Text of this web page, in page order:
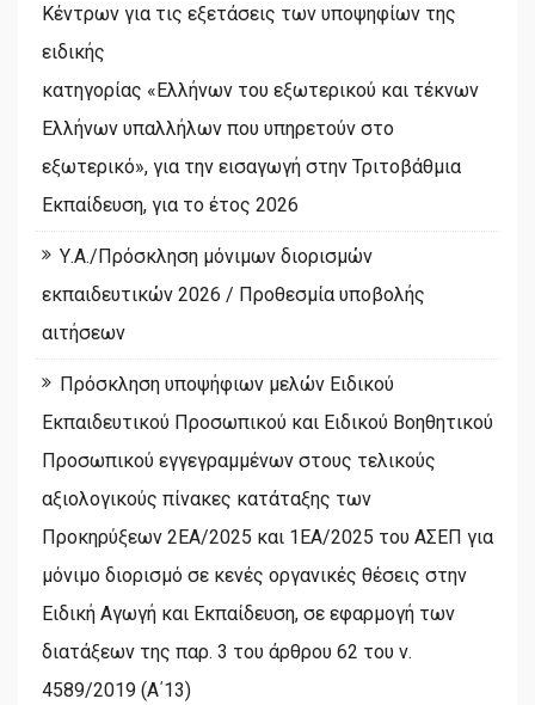
Κέντρων για τις εξετάσεις των υποψηφίων της
ειδικής
κατηγορίας «Ελλήνων του εξωτερικού και τέκνων
Ελλήνων υπαλλήλων που υπηρετούν στο
εξωτερικό», για την εισαγωγή στην Τριτοβάθμια
Εκπαίδευση, για το έτος 2026
Υ.Α./Πρόσκληση μόνιμων διορισμών
εκπαιδευτικών 2026 / Προθεσμία υποβολής
αιτήσεων
Πρόσκληση υποψήφιων μελών Ειδικού
Εκπαιδευτικού Προσωπικού και Ειδικού Βοηθητικού
Προσωπικού εγγεγραμμένων στους τελικούς
αξιολογικούς πίνακες κατάταξης των
Προκηρύξεων 2ΕΑ/2025 και 1ΕΑ/2025 του ΑΣΕΠ για
μόνιμο διορισμό σε κενές οργανικές θέσεις στην
Ειδική Αγωγή και Εκπαίδευση, σε εφαρμογή των
διατάξεων της παρ. 3 του άρθρου 62 του ν.
4589/2019 (Α΄13)